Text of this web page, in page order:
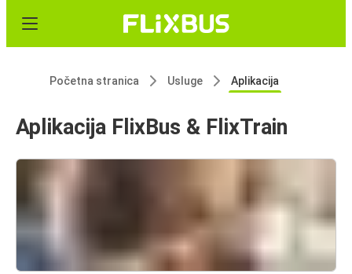
Početna stranica Usluge Aplikacija
Aplikacija FlixBus & FlixTrain